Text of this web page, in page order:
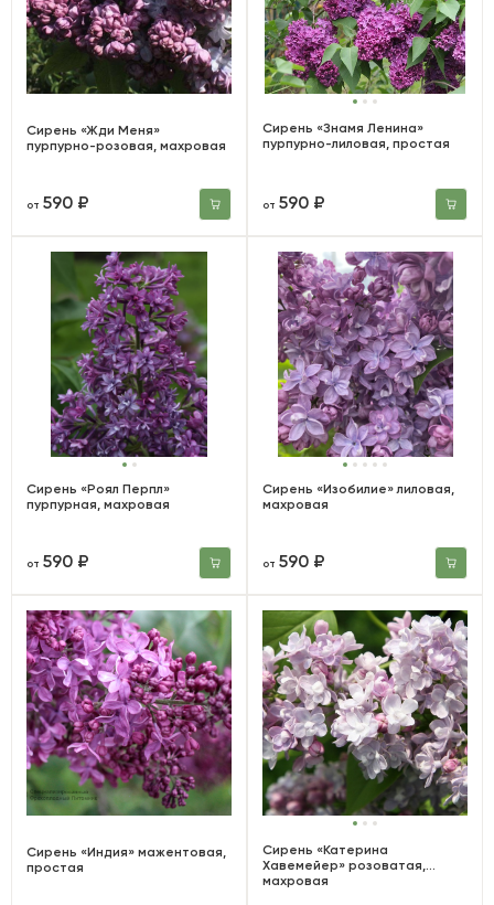
Сирень «Жди Меня»
пурпурно-розовая, махровая
от590 ₽
Сирень «Знамя Ленина»
пурпурно-лиловая, простая
от590 ₽
Сирень «Роял Перпл»
пурпурная, махровая
от590 ₽
Сирень «Изобилие» лиловая,
махровая
от590 ₽
Сирень «Индия» мажентовая,
простая
Сирень «Катерина
Хавемейер» розоватая,
махровая